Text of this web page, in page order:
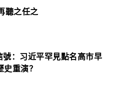
聽之任之
號：习近平罕見點名高市早
重演？